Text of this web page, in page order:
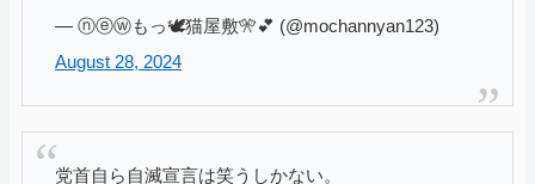
— ⓝⓔⓦもっ🕊猫屋敷🎌💕 (@mochannyan123)
August 28, 2024
党首自ら自滅宣言は笑うしかない。